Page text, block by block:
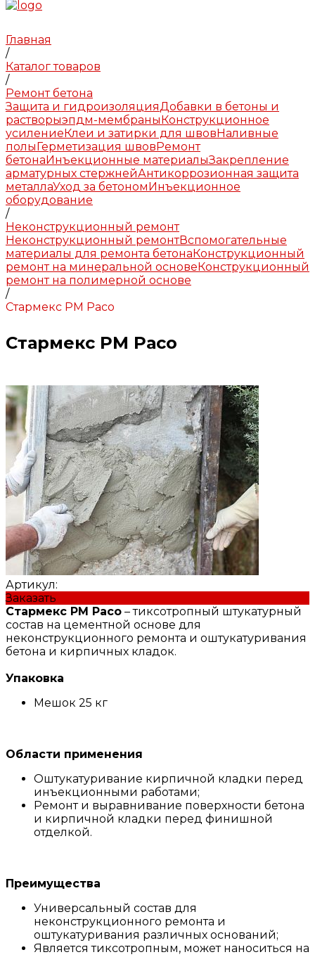
Главная
/
Каталог товаров
/
Ремонт бетона
Защита и гидроизоляцияДобавки в бетоны и
растворыэпдм-мембраны Конструкционное
усиление Клеи и затирки для швов Наливные
полы Герметизация швов Ремонт
бетона Инъекционные материалыЗакрепление
арматурных стержнейАнтикоррозионная защита
металлаУход за бетоном Инъекционное
оборудование
/
Неконструкционный ремонт
Неконструкционный ремонтВспомогательные
материалы для ремонта бетона Конструкционный
ремонт на минеральной основе Конструкционный
ремонт на полимерной основе
/
Стармекс РМ Расо
Стармекс РМ Расо
Артикул:
Заказать
Стармекс РМ Расо – тиксотропный штукатурный
состав на цементной основе для
неконструкционного ремонта и оштукатуривания
бетона и кирпичных кладок.
Упаковка
Мешок 25 кг
Области применения
Оштукатуривание кирпичной кладки перед
инъекционными работами;
Ремонт и выравнивание поверхности бетона
и кирпичной кладки перед финишной
отделкой.
Преимущества
Универсальный состав для
неконструкционного ремонта и
оштукатуривания различных оснований;
Является тиксотропным, может наноситься на